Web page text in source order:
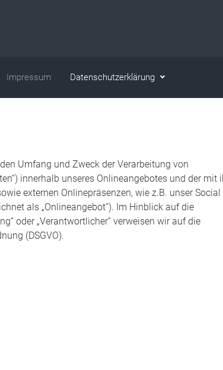
Impressum Datenschutzerklärung
Umfang und Zweck der Verarbeitung von
innerhalb unseres Onlineangebotes und der mit
externen Onlinepräsenzen, wie z.B. unser Social
als „Onlineangebot“). Im Hinblick auf die
oder „Verantwortlicher“ verweisen wir auf die
(DSGVO).